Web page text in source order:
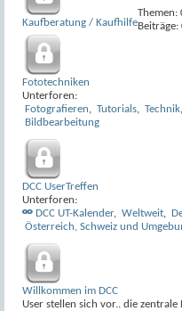
Kaufberatung / Kaufhilfe
Themen:
Beiträge:
Fototechniken
Unterforen:
Fotografieren, Tutorials, Technik,
Bildbearbeitung
DCC UserTreffen
Unterforen:
DCC UT-Kalender, Weltweit,
Österreich, Schweiz und
Willkommen im DCC
User stellen sich vor.. die